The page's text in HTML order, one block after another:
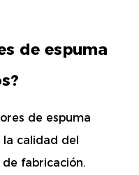
de espuma
de espuma
calidad del
fabricación.